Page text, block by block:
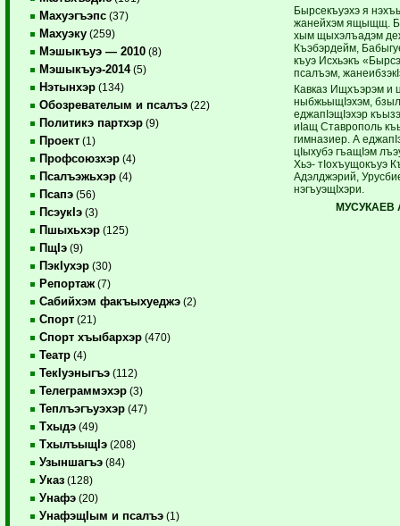
Махуэгъэпс (37)
Махуэку (259)
Мэшыкъуэ — 2010 (8)
Мэшыкъуэ-2014(5)
Нэтынхэр (134)
Обозревателым и псалъэ (22)
Политикэ партхэр (9)
Проект (1)
Профсоюзхэр (4)
Псалъэжьхэр (4)
Псапэ (56)
ПсэукIэ (3)
Пшыхьхэр (125)
ПщIэ (9)
ПэкIухэр (30)
Репортаж (7)
Сабийхэм факъыхуеджэ (2)
Спорт (21)
Спорт хъыбархэр (470)
Театр (4)
ТекIуэныгъэ (112)
Телеграммэхэр (3)
Теплъэгъуэхэр (47)
Тхыдэ (49)
ТхылъыщIэ (208)
Узыншагъэ (84)
Указ (128)
Унафэ (20)
УнафэщIым и псалъэ (1)
Бырсекъуэхэ я
жанейхэм ящыщщ.
хым щыхэлъадэм
Къэбэрдейм,
къуэ Исхьэкъ
псалъэм,
Кавказ Ищхъэрэм и
ныбжьыщIэхэм,
еджапIэщIэхэр
иIащ Ставрополь
гимназиер. А
цIыхубэ гъащIэм
Хьэ- тIохъущокъуэ
Адэлджэрий,
нэгъуэщIхэри.
МУСУКАЕВ